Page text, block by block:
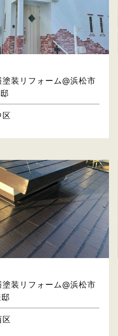
装リフォーム@浜松市
塗装リフォーム@浜松市